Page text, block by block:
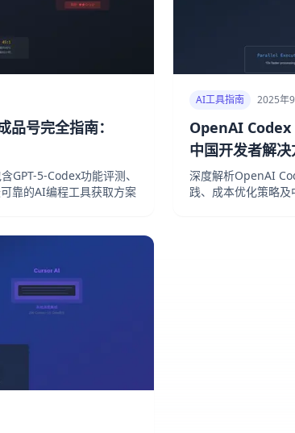
号完全指南：
GPT-5-Codex功能评测、
靠的AI编程工具获取方案
AI工具指南 2025年
OpenAI Codex
中国开发者解决
深度解析OpenAI
践、成本优化策略